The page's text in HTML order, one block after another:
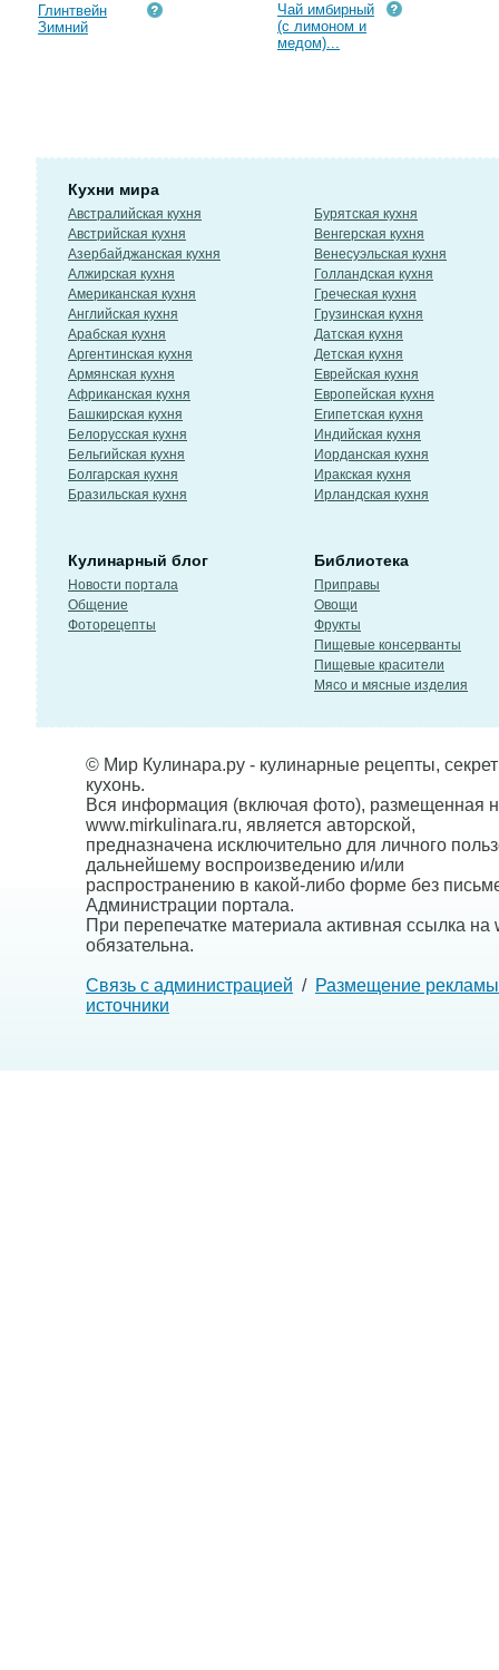
Глинтвейн
Зимний
Чай имбирный
(с лимоном и
медом)...
Кухни мира
Австралийская кухня
Австрийская кухня
Азербайджанская кухня
Алжирская кухня
Американская кухня
Английская кухня
Арабская кухня
Аргентинская кухня
Армянская кухня
Африканская кухня
Башкирская кухня
Белорусская кухня
Бельгийская кухня
Болгарская кухня
Бразильская кухня
Бурятская кухня
Венгерская кухня
Венесуэльская кухня
Голландская кухня
Греческая кухня
Грузинская кухня
Датская кухня
Детская кухня
Еврейская кухня
Европейская кухня
Египетская кухня
Индийская кухня
Иорданская кухня
Иракская кухня
Ирландская кухня
Кулинарный блог
Новости портала
Общение
Фоторецепты
Библиотека
Приправы
Овощи
Фрукты
Пищевые консерванты
Пищевые красители
Мясо и мясные изделия
© Мир Кулинара.ру - кулинарные рецепты,
кухонь.
Вся информация (включая фото), размещенная
www.mirkulinara.ru, является авторской,
предназначена исключительно для личного
дальнейшему воспроизведению и/или
распространению в какой-либо форме без
Администрации портала.
При перепечатке материала активная ссылка на
обязательна.
Связь с администрацией / Размещение рекламы
источники